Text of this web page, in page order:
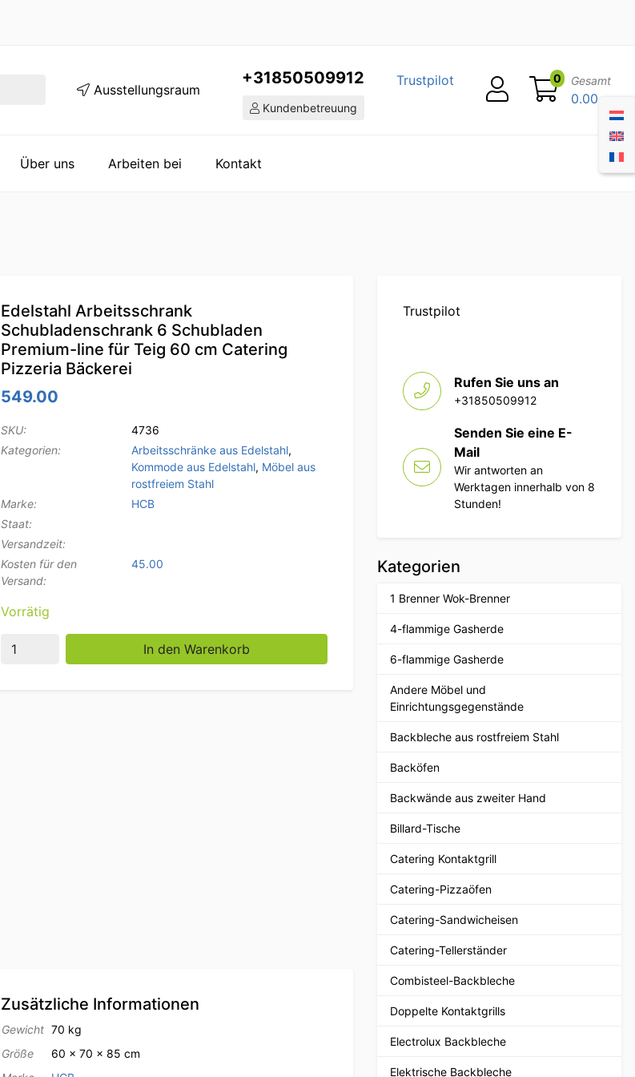
Ausstellungsraum
+31850509912
Kundenbetreuung
Trustpilot 0 Gesamt
0.00
Über uns Arbeiten bei Kontakt
Edelstahl Arbeitsschrank
Schubladenschrank 6 Schubladen
Premium-line für Teig 60 cm Catering
Pizzeria Bäckerei
549.00
SKU:
4736
Kategorien:
Arbeitsschränke aus Edelstahl,
Kommode aus Edelstahl, Möbel aus
rostfreiem Stahl
Marke:
HCB
Staat:
Versandzeit:
Kosten für den
Versand:
45.00
Vorrätig
Edelstahl Arbeitsschrank Schubladenschrank 6 Schubladen Premium-line für Teig 60 cm Catering
In den Warenkorb
Zusätzliche Informationen
Gewicht 70 kg
Größe
60 × 70 × 85 cm
Trustpilot
Rufen Sie uns an
+31850509912
Senden Sie eine E-
Mail
Wir antworten an
Werktagen innerhalb von 8
Stunden!
Kategorien
1 Brenner Wok-Brenner
4-flammige Gasherde
6-flammige Gasherde
Andere Möbel und
Einrichtungsgegenstände
Backbleche aus rostfreiem Stahl
Backöfen
Backwände aus zweiter Hand
Billard-Tische
Catering Kontaktgrill
Catering-Pizzaöfen
Catering-Sandwicheisen
Catering-Tellerständer
Combisteel-Backbleche
Doppelte Kontaktgrills
Electrolux Backbleche
Elektrische Backbleche